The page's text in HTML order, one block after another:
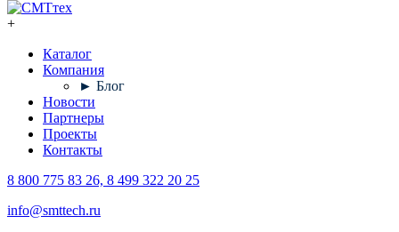
+
Каталог
Компания
► Блог
Новости
Партнеры
Проекты
Контакты
8 800 775 83 26, 8 499 322 20 25
info@smttech.ru